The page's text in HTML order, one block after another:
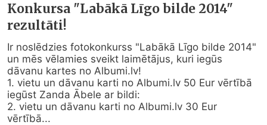
Konkursa "Labākā Līgo bilde 2014"
rezultāti!
Ir noslēdzies fotokonkurss "Labākā Līgo bilde 2014"
un mēs vēlamies sveikt laimētājus, kuri iegūs
dāvanu kartes no Albumi.lv!
1. vietu un dāvanu karti no Albumi.lv 50 Eur vērtībā
iegūst Zanda Ābele ar bildi:
2. vietu un dāvanu karti no Albumi.lv 30 Eur
vērtībā...